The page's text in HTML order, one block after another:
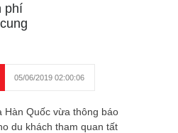
phí
05/06/2019 02:00:06
Hàn Quốc vừa thông báo
du khách tham quan tất